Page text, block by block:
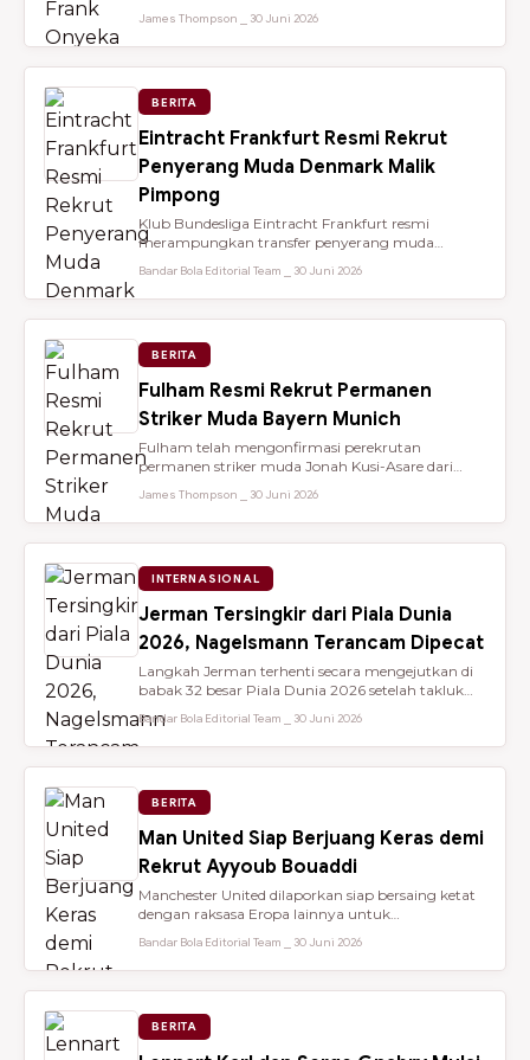
James Thompson ⎯ 30 Juni 2026
BERITA
Eintracht Frankfurt Resmi Rekrut
Penyerang Muda Denmark Malik
Pimpong
Klub Bundesliga Eintracht Frankfurt resmi
merampungkan transfer penyerang muda
Bandar Bola Editorial Team ⎯ 30 Juni 2026
BERITA
Fulham Resmi Rekrut Permanen
Striker Muda Bayern Munich
Fulham telah mengonfirmasi perekrutan
permanen striker muda Jonah Kusi-Asare dari
James Thompson ⎯ 30 Juni 2026
INTERNASIONAL
Jerman Tersingkir dari Piala Dunia
2026, Nagelsmann Terancam Dipecat
Langkah Jerman terhenti secara mengejutkan di
babak 32 besar Piala Dunia 2026 setelah takluk
Bandar Bola Editorial Team ⎯ 30 Juni 2026
BERITA
Man United Siap Berjuang Keras demi
Rekrut Ayyoub Bouaddi
Manchester United dilaporkan siap bersaing ketat
dengan raksasa Eropa lainnya untuk
Bandar Bola Editorial Team ⎯ 30 Juni 2026
BERITA